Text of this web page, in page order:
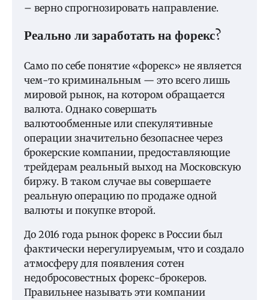
– верно спрогнозировать направление.
Реально ли заработать на форекс?
Само по себе понятие «форекс» не является
чем-то криминальным — это всего лишь
мировой рынок, на котором обращается
валюта. Однако совершать
валютообменные или спекулятивные
операции значительно безопаснее через
брокерские компании, предоставляющие
трейдерам реальный выход на Московскую
биржу. В таком случае вы совершаете
реальную операцию по продаже одной
валюты и покупке второй.
До 2016 года рынок форекс в России был
фактически нерегулируемым, что и создало
атмосферу для появления сотен
недобросовестных форекс-брокеров.
Правильнее называть эти компании